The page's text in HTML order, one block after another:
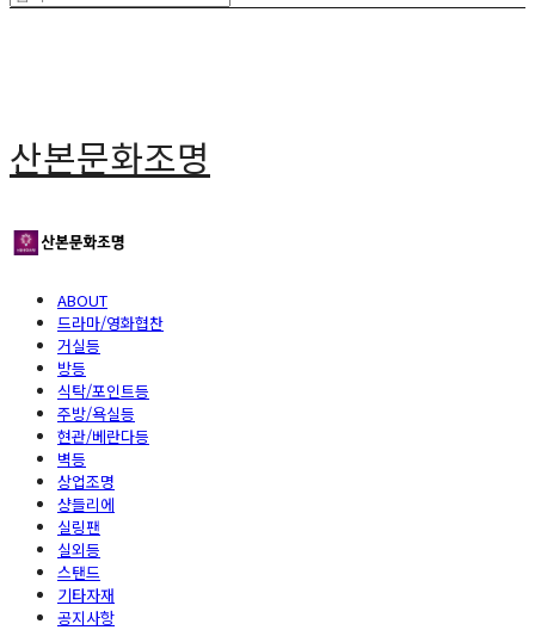
산본문화조명
ABOUT
드라마/영화협찬
거실등
방등
식탁/포인트등
주방/욕실등
현관/베란다등
벽등
상업조명
샹들리에
실링팬
실외등
스탠드
기타자재
공지사항